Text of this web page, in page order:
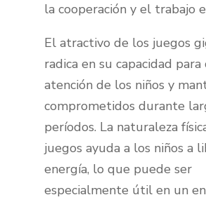
la cooperación y el trabajo
El atractivo de los juegos
radica en su capacidad
atención de los niños y
comprometidos durante
períodos. La naturaleza
juegos ayuda a los niños a
energía, lo que puede ser
especialmente útil en un